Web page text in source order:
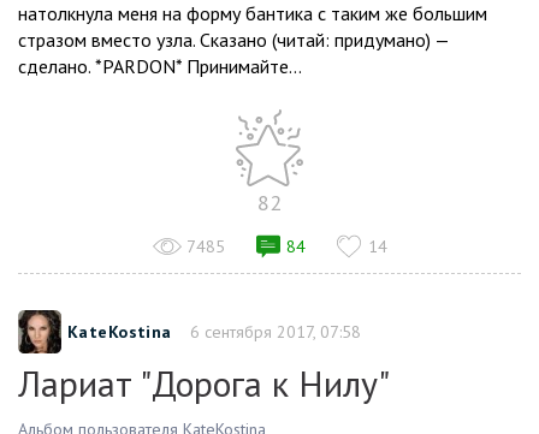
натолкнула меня на форму бантика с таким же большим
стразом вместо узла. Сказано (читай: придумано) —
сделано. *PARDON* Принимайте...
82
7485 84 14
KateKostina 6 сентября 2017, 07:58
Лариат "Дорога к Нилу"
Альбом пользователя KateKostina